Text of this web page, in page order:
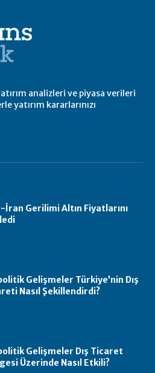
analizleri ve piyasa verileri
yatırım kararlarınızı
İran Gerilimi Altın Fiyatlarını
Gelişmeler Türkiye’nin Dış
Nasıl Şekillendirdi?
Gelişmeler Dış Ticaret
Üzerinde Nasıl Etkili?